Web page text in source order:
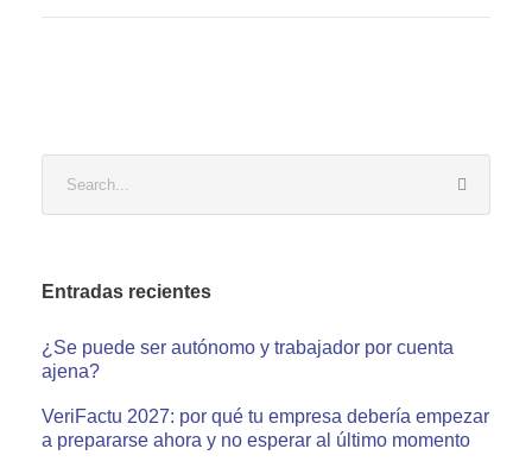
Entradas recientes
¿Se puede ser autónomo y trabajador por cuenta
ajena?
VeriFactu 2027: por qué tu empresa debería empezar
a prepararse ahora y no esperar al último momento